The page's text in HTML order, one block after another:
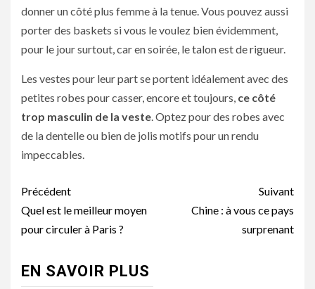
donner un côté plus femme à la tenue. Vous pouvez aussi
porter des baskets si vous le voulez bien évidemment,
pour le jour surtout, car en soirée, le talon est de rigueur.
Les vestes pour leur part se portent idéalement avec des
petites robes pour casser, encore et toujours, ce côté
trop masculin de la veste. Optez pour des robes avec
de la dentelle ou bien de jolis motifs pour un rendu
impeccables.
Navigation
d’article
Précédent
Quel est le meilleur moyen
pour circuler à Paris ?
Suivant
Chine : à vous ce pays
surprenant
EN SAVOIR PLUS